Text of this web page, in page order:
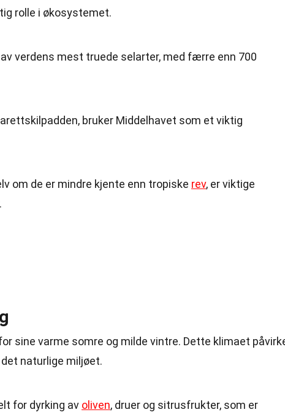
rolle i økosystemet.
verdens mest truede selarter, med færre enn 700
bruker Middelhavet som et viktig
om de er mindre kjente enn tropiske rev, er viktige
sine varme somre og milde vintre. Dette klimaet
naturlige miljøet.
for dyrking av oliven, druer og sitrusfrukter, som er